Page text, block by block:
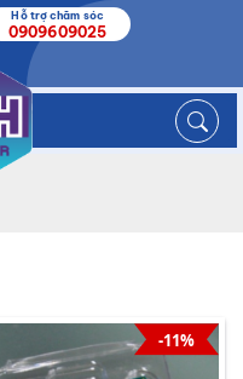
Hỗ trợ chăm sóc
0909609025
-11%